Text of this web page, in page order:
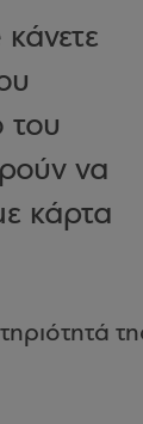
του
να
κάρτα